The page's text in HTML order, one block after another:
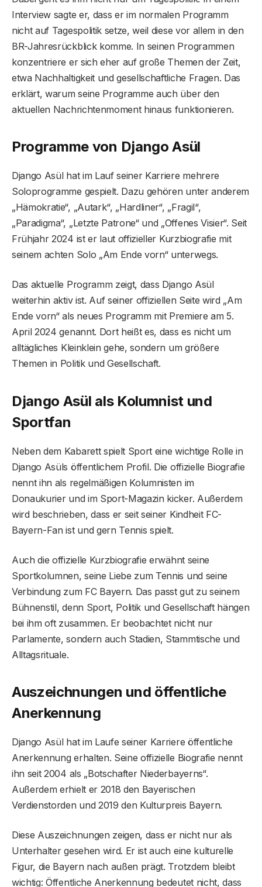
Interview sagte er, dass er im normalen Programm
nicht auf Tagespolitik setze, weil diese vor allem in den
BR-Jahresrückblick komme. In seinen Programmen
konzentriere er sich eher auf große Themen der Zeit,
etwa Nachhaltigkeit und gesellschaftliche Fragen. Das
erklärt, warum seine Programme auch über den
aktuellen Nachrichtenmoment hinaus funktionieren.
Programme von Django Asül
Django Asül hat im Lauf seiner Karriere mehrere
Soloprogramme gespielt. Dazu gehören unter anderem
„Hämokratie“, „Autark“, „Hardliner“, „Fragil“,
„Paradigma“, „Letzte Patrone“ und „Offenes Visier“. Seit
Frühjahr 2024 ist er laut offizieller Kurzbiografie mit
seinem achten Solo „Am Ende vorn“ unterwegs.
Das aktuelle Programm zeigt, dass Django Asül
weiterhin aktiv ist. Auf seiner offiziellen Seite wird „Am
Ende vorn“ als neues Programm mit Premiere am 5.
April 2024 genannt. Dort heißt es, dass es nicht um
alltägliches Kleinklein gehe, sondern um größere
Themen in Politik und Gesellschaft.
Django Asül als Kolumnist und
Sportfan
Neben dem Kabarett spielt Sport eine wichtige Rolle in
Django Asüls öffentlichem Profil. Die offizielle Biografie
nennt ihn als regelmäßigen Kolumnisten im
Donaukurier und im Sport-Magazin kicker. Außerdem
wird beschrieben, dass er seit seiner Kindheit FC-
Bayern-Fan ist und gern Tennis spielt.
Auch die offizielle Kurzbiografie erwähnt seine
Sportkolumnen, seine Liebe zum Tennis und seine
Verbindung zum FC Bayern. Das passt gut zu seinem
Bühnenstil, denn Sport, Politik und Gesellschaft hängen
bei ihm oft zusammen. Er beobachtet nicht nur
Parlamente, sondern auch Stadien, Stammtische und
Alltagsrituale.
Auszeichnungen und öffentliche
Anerkennung
Django Asül hat im Laufe seiner Karriere öffentliche
Anerkennung erhalten. Seine offizielle Biografie nennt
ihn seit 2004 als „Botschafter Niederbayerns“.
Außerdem erhielt er 2018 den Bayerischen
Verdienstorden und 2019 den Kulturpreis Bayern.
Diese Auszeichnungen zeigen, dass er nicht nur als
Unterhalter gesehen wird. Er ist auch eine kulturelle
Figur, die Bayern nach außen prägt. Trotzdem bleibt
wichtig: Öffentliche Anerkennung bedeutet nicht, dass